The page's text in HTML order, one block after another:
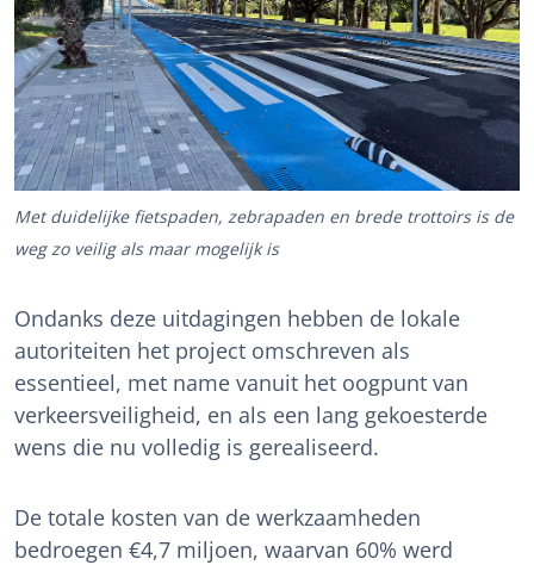
Met duidelijke fietspaden, zebrapaden en brede trottoirs is de
weg zo veilig als maar mogelijk is
Ondanks deze uitdagingen hebben de lokale
autoriteiten het project omschreven als
essentieel, met name vanuit het oogpunt van
verkeersveiligheid, en als een lang gekoesterde
wens die nu volledig is gerealiseerd.
De totale kosten van de werkzaamheden
bedroegen €4,7 miljoen, waarvan 60% werd